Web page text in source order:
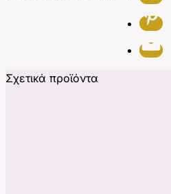
Σχετικά προϊόντα